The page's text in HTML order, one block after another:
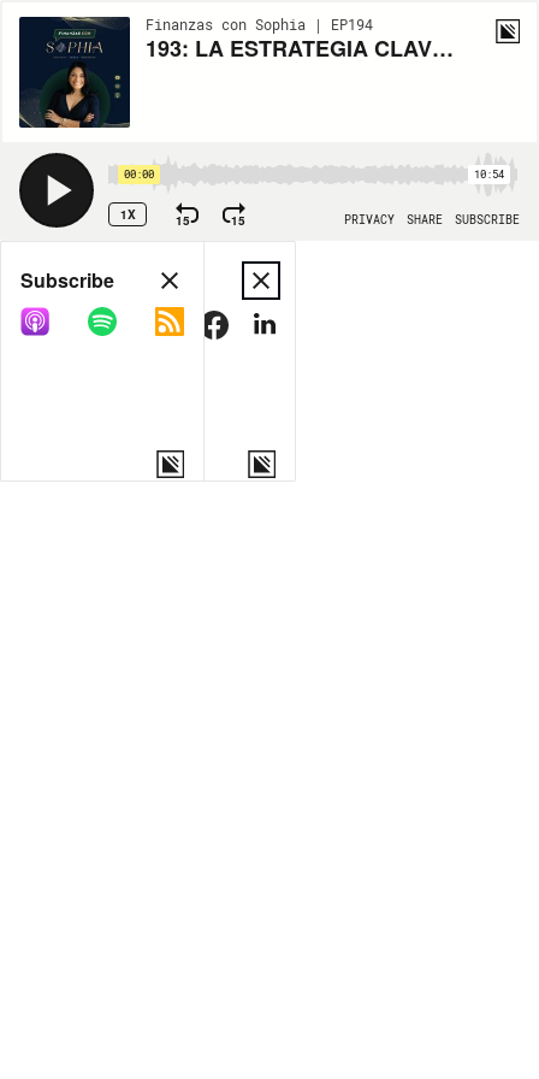
Finanzas con Sophia | EP194
193: LA ESTRATEGIA CLAVE PARA TRANSFORMAR TUS FINANZAS EN 2025
00:00 10:54
1X 15 15 PRIVACY SHARE SUBSCRIBE
Share
COPY LINK
Subscribe